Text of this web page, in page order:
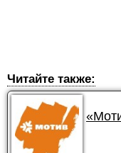
Читайте также: